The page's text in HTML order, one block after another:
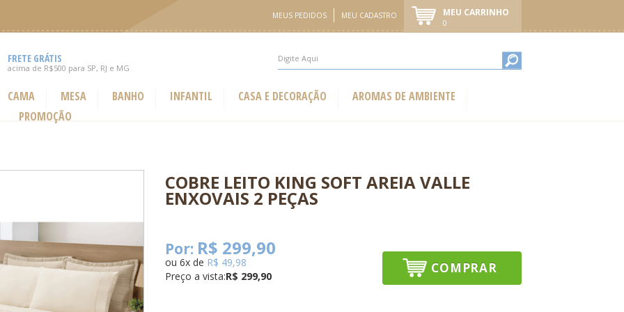
MEUS PEDIDOS MEU CADASTRO MEU CARRINHO
0
FRETE GRÁTIS
acima de R$500 para SP, RJ e MG
CAMA MESA BANHO INFANTIL CASA E DECORAÇÃO
AROMAS DE AMBIENTE
PROMOÇÃO
COBRE LEITO KING SOFT AREIA VALLE
ENXOVAIS 2 PEÇAS
Por: R$ 299,90
ou6x de R$ 49,98
Preço a vista:R$ 299,90
COMPRAR